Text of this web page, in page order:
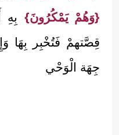
{وَهُمْ يَمْكُرُونَ}
قِصَّتهمْ فَتُخْبِر بِهَا
جِهَة الْوَحْي